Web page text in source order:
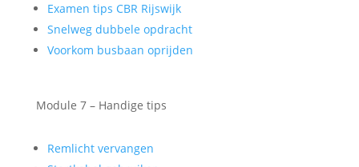
Examen tips CBR Rijswijk
Snelweg dubbele opdracht
Voorkom busbaan oprijden
Module 7 – Handige tips
Remlicht vervangen